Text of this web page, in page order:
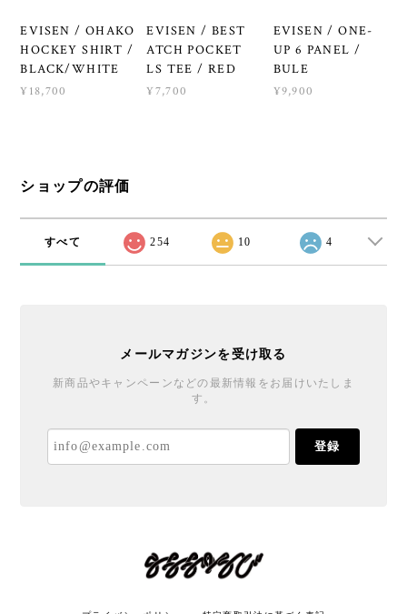
EVISEN / OHAKO
HOCKEY SHIRT /
BLACK/WHITE
¥18,700
EVISEN / BEST
ATCH POCKET
LS TEE / RED
¥7,700
EVISEN / ONE-
UP 6 PANEL /
BULE
¥9,900
ショップの評価
すべて 254 10 4
メールマガジンを受け取る
新商品やキャンペーンなどの最新情報をお届けいたしま
す。
登録